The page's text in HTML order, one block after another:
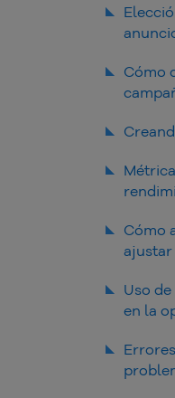
Cómo
Cómo
ajustar
Uso
en la